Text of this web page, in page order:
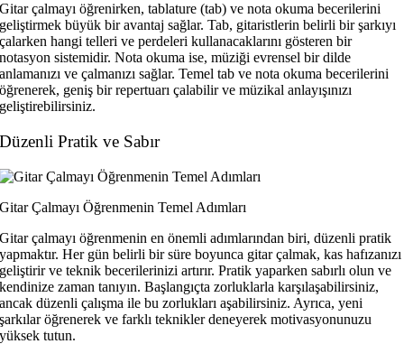
Gitar çalmayı öğrenirken, tablature (tab) ve nota okuma becerilerini
geliştirmek büyük bir avantaj sağlar. Tab, gitaristlerin belirli bir şarkıyı
çalarken hangi telleri ve perdeleri kullanacaklarını gösteren bir
notasyon sistemidir. Nota okuma ise, müziği evrensel bir dilde
anlamanızı ve çalmanızı sağlar. Temel tab ve nota okuma becerilerini
öğrenerek, geniş bir repertuarı çalabilir ve müzikal anlayışınızı
geliştirebilirsiniz.
Düzenli Pratik ve Sabır
Gitar Çalmayı Öğrenmenin Temel Adımları
Gitar çalmayı öğrenmenin en önemli adımlarından biri, düzenli pratik
yapmaktır. Her gün belirli bir süre boyunca gitar çalmak, kas hafızanızı
geliştirir ve teknik becerilerinizi artırır. Pratik yaparken sabırlı olun ve
kendinize zaman tanıyın. Başlangıçta zorluklarla karşılaşabilirsiniz,
ancak düzenli çalışma ile bu zorlukları aşabilirsiniz. Ayrıca, yeni
şarkılar öğrenerek ve farklı teknikler deneyerek motivasyonunuzu
yüksek tutun.